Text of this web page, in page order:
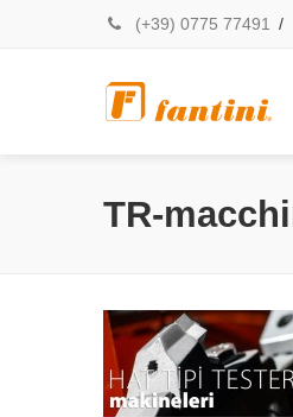
(+39) 0775 77491 /
TR-